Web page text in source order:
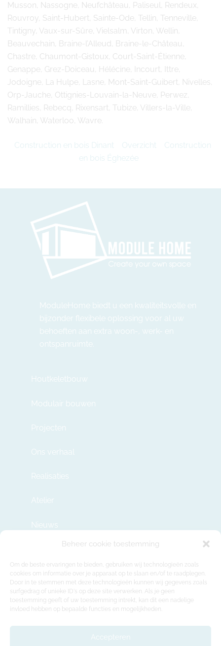
Beheer cookie toestemming
Om de beste ervaringen te bieden, gebruiken wij technologieën zoals
cookies om informatie over je apparaat op te slaan en/of te raadplegen.
Door in te stemmen met deze technologieën kunnen wij gegevens zoals
surfgedrag of unieke ID's op deze site verwerken. Als je geen
toestemming geeft of uw toestemming intrekt, kan dit een nadelige
invloed hebben op bepaalde functies en mogelijkheden.
Accepteren
Musson, Nassogne, Neufchâteau, Paliseul, Rendeux,
Rouvroy, Saint-Hubert, Sainte-Ode, Tellin, Tenneville,
Tintigny, Vaux-sur-Sûre, Vielsalm, Virton, Wellin,
Beauvechain, Braine-l’Alleud, Braine-le-Château,
Chastre, Chaumont-Gistoux, Court-Saint-Étienne,
Genappe, Grez-Doiceau, Hélécine, Incourt, Ittre,
Jodoigne, La Hulpe, Lasne, Mont-Saint-Guibert, Nivelles,
Orp-Jauche, Ottignies-Louvain-la-Neuve, Perwez,
Ramillies, Rebecq, Rixensart, Tubize, Villers-la-Ville,
Walhain, Waterloo, Wavre.
Construction en bois Dinant Overzicht
Construction
en bois Éghezée
ModuleHome biedt u een kwaliteitsvolle en
bijzonder flexibele oplossing voor al uw
behoeften aan extra woon-, werk- en
ontspanruimte.
Houtkeletbouw
Modulair bouwen
Projecten
Ons verhaal
Realisaties
Atelier
Nieuws
info@modulehome.be
+32 2 669 36 50